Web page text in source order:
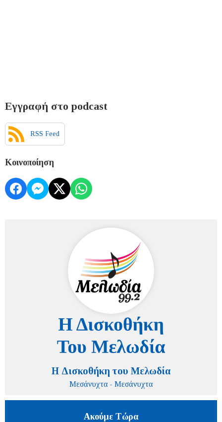
Εγγραφή στο podcast
RSS Feed
Κοινοποίηση
Η Δισκοθήκη του Μελωδία
Μεσάνυχτα - Μεσάνυχτα
Ακούμε Τώρα